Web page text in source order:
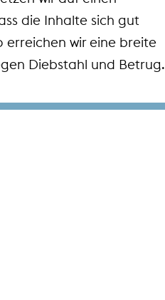
die Inhalte sich gut
erreichen wir eine breite
Diebstahl und Betrug.